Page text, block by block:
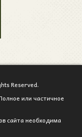
Reserved.
или частичное
сайта необходима